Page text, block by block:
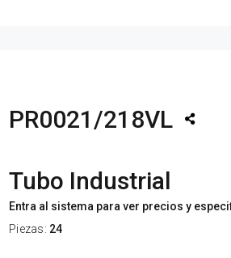
PR0021/218VL
Tubo Industrial
Entra al sistema para ver precios y
Piezas: 24